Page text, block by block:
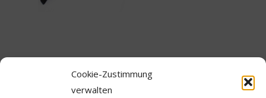
Cookie-Zustimmung
verwalten